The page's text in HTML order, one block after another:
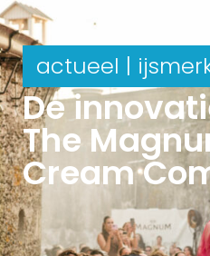
actueel |
De
The
Cream